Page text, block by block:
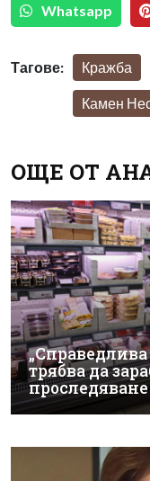
Whatsapp
Тагове: Кражба
Камен
ОЩЕ ОТ
трябва да